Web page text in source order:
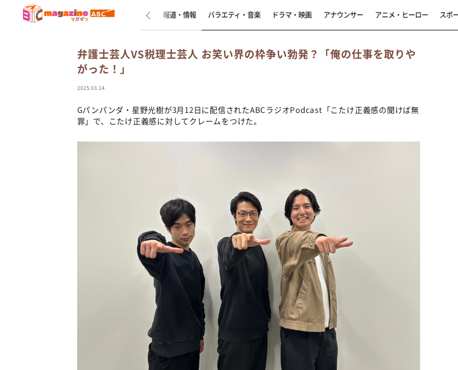
新着 インタビュー 報道・情報 バラエティ・音楽 ドラマ・映画 アナウンサー アニメ・ヒーロー スポ
弁護士芸人VS税理士芸人 お笑い界の枠争い勃発？「俺の仕事を取りや
がった！」
2025.03.14
Gパンパンダ・星野光樹が3月12日に配信されたABCラジオPodcast「こたけ正義感の聞けば無
罪」で、こたけ正義感に対してクレームをつけた。